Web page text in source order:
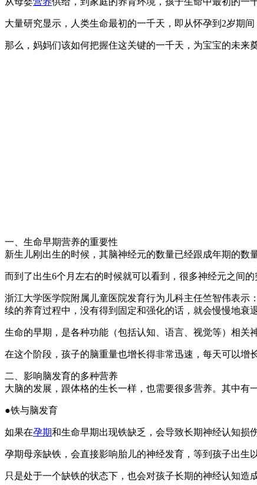
大量研究显示，人类生命最初的一千天，即从怀孕到2岁期间
那么，妈妈们该如何把握住这关键的一千天，为宝宝的未来
一、生命早期营养的重要性
新生儿刚出生的时候，其脑神经元的数量已经跟成年期的数
而到了出生6个月左右的时候就可以看到，很多神经元之间
浙江大学医学院附属儿童医院发育行为儿科主任竺智伟表
续的养育过程中，没有得到固定和强化的话，就会慢慢地衰退
生命的早期，是各种功能（包括认知、语言、视觉等）相关
在这个阶段，孩子的脑重量也增长得非常迅速，每天可以增长
二、影响脑发育的多种营养
大脑的发展，跟体格的生长一样，也需要很多营养。其中有
●铁与脑发育
如果在孕期和生命早期出现铁缺乏，会导致长期神经认知损
孕期母亲缺铁，会直接影响胎儿的神经发育，等到孩子出生
只是处于一个缺铁的状态下，也会对孩子长期的神经认知造